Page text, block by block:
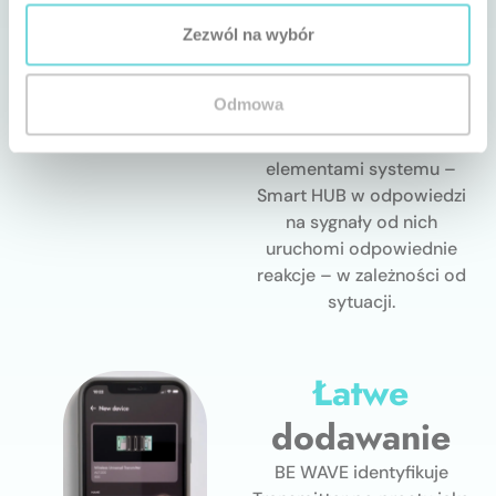
Zezwól na wybór
Odmowa
Urządzenia połączone z
Transmitterem mogą być
częścią scenariuszy i rutyn
wówczas z innymi
elementami systemu –
Smart HUB w odpowiedzi
na sygnały od nich
uruchomi odpowiednie
reakcje – w zależności od
sytuacji.
Łatwe
dodawanie
BE WAVE identyfikuje